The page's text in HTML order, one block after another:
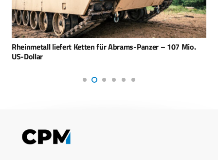
Rheinmetall liefert Ketten für Abrams-Panzer – 107 Mio.
US-Dollar